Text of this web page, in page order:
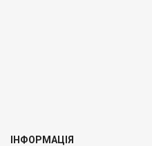
ІНФОРМАЦІЯ